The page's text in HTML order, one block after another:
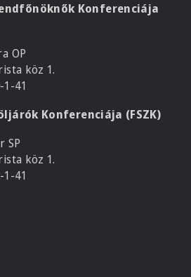
Konferenciája
OP
köz 1.
1-41
Konferenciája (FSZK)
SP
köz 1.
1-41